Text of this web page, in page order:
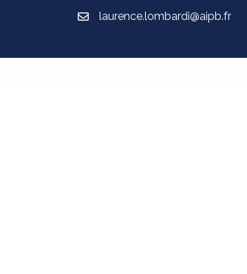
laurence.lombardi@aipb.fr